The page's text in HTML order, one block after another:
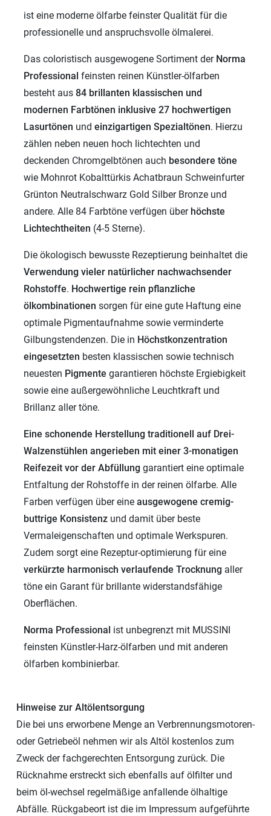
ist eine moderne ölfarbe feinster Qualität für die
professionelle und anspruchsvolle ölmalerei.
Das coloristisch ausgewogene Sortiment der Norma
Professional feinsten reinen Künstler-ölfarben
besteht aus 84 brillanten klassischen und
modernen Farbtönen inklusive 27 hochwertigen
Lasurtönen und einzigartigen Spezialtönen. Hierzu
zählen neben neuen hoch lichtechten und
deckenden Chromgelbtönen auch besondere töne
wie Mohnrot Kobalttürkis Achatbraun Schweinfurter
Grünton Neutralschwarz Gold Silber Bronze und
andere. Alle 84 Farbtöne verfügen über höchste
Lichtechtheiten (4-5 Sterne).
Die ökologisch bewusste Rezeptierung beinhaltet die
Verwendung vieler natürlicher nachwachsender
Rohstoffe. Hochwertige rein pflanzliche
ölkombinationen sorgen für eine gute Haftung eine
optimale Pigmentaufnahme sowie verminderte
Gilbungstendenzen. Die in Höchstkonzentration
eingesetzten besten klassischen sowie technisch
neuesten Pigmente garantieren höchste Ergiebigkeit
sowie eine außergewöhnliche Leuchtkraft und
Brillanz aller töne.
Eine schonende Herstellung traditionell auf Drei-
Walzenstühlen angerieben mit einer 3-monatigen
Reifezeit vor der Abfüllung garantiert eine optimale
Entfaltung der Rohstoffe in der reinen ölfarbe. Alle
Farben verfügen über eine ausgewogene cremig-
buttrige Konsistenz und damit über beste
Vermaleigenschaften und optimale Werkspuren.
Zudem sorgt eine Rezeptur-optimierung für eine
verkürzte harmonisch verlaufende Trocknung aller
töne ein Garant für brillante widerstandsfähige
Oberflächen.
Norma Professional ist unbegrenzt mit MUSSINI
feinsten Künstler-Harz-ölfarben und mit anderen
ölfarben kombinierbar.
Hinweise zur Altölentsorgung
Die bei uns erworbene Menge an Verbrennungsmotoren-
oder Getriebeöl nehmen wir als Altöl kostenlos zum
Zweck der fachgerechten Entsorgung zurück. Die
Rücknahme erstreckt sich ebenfalls auf ölfilter und
beim öl-wechsel regelmäßige anfallende ölhaltige
Abfälle. Rückgabeort ist die im Impressum aufgeführte